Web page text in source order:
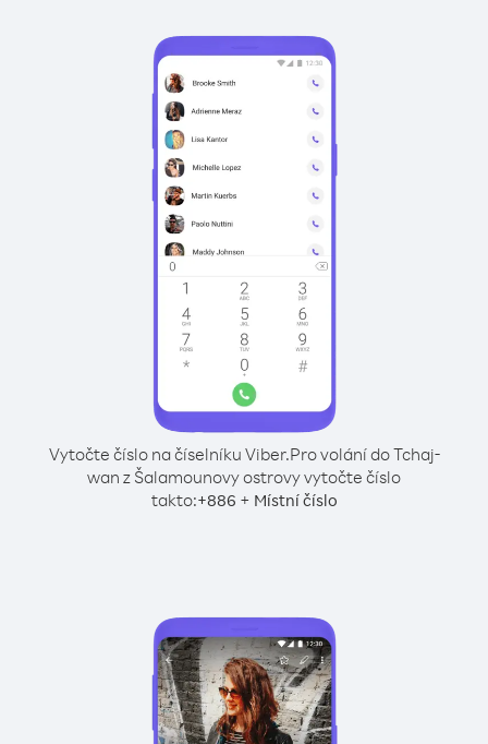
Vytočte číslo na číselníku Viber.Pro volání do Tchaj-
wan z Šalamounovy ostrovy vytočte číslo
takto:+886 + Místní číslo